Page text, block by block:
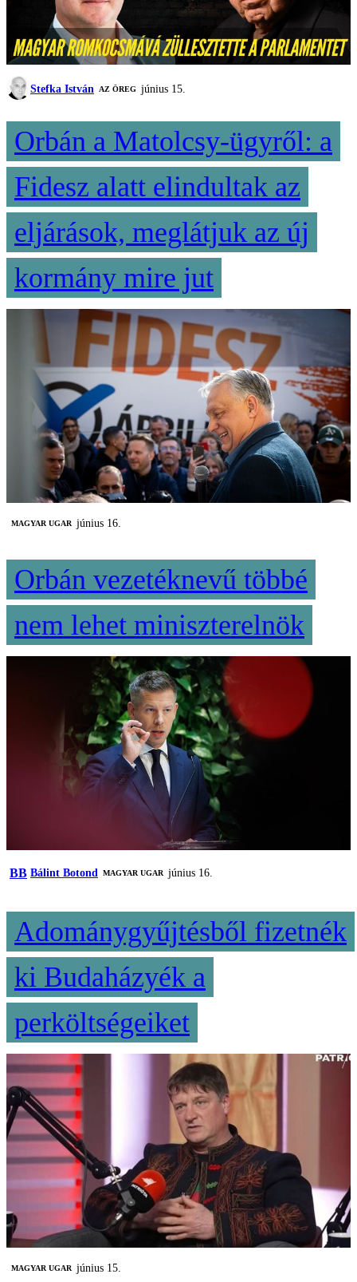
Stefka István AZ ÖREG június 15.
Orbán a Matolcsy-ügyről: a
Fidesz alatt elindultak az
eljárások, meglátjuk az új
kormány mire jut
MAGYAR UGAR június 16.
Orbán vezetéknevű többé
nem lehet miniszterelnök
BB Bálint Botond MAGYAR UGAR június 16.
Adománygyűjtésből fizetnék
ki Budaházyék a
perköltségeiket
MAGYAR UGAR június 15.